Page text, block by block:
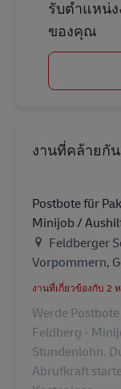
รับตำแหน่
ของคุณ
งานที่คล้ายกัน
Postbote für
Minijob /
สถานที่
Feldberger
Vorpommern,
งานที่เกี่ยวข้องกับ 2
Werde
Feldberg -
Stundenlohn.
Abrufkraft